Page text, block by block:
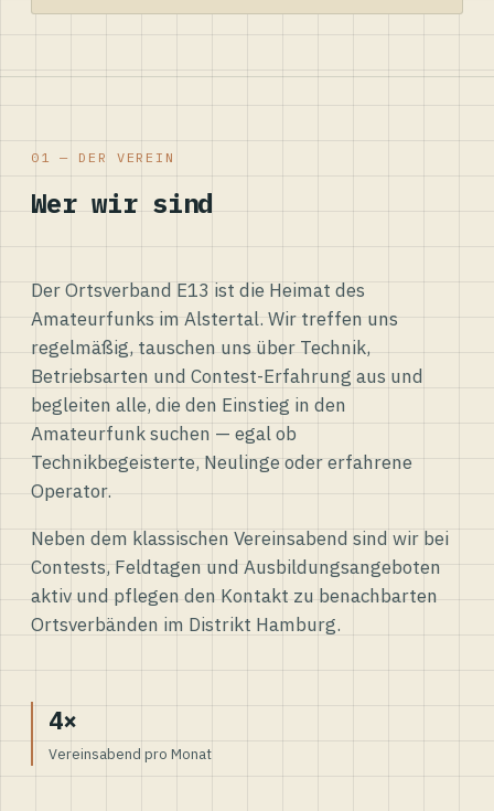
01 — DER VEREIN
Wer wir sind
Der Ortsverband E13 ist die Heimat des
Amateurfunks im Alstertal. Wir treffen uns
regelmäßig, tauschen uns über Technik,
Betriebsarten und Contest-Erfahrung aus und
begleiten alle, die den Einstieg in den
Amateurfunk suchen — egal ob
Technikbegeisterte, Neulinge oder erfahrene
Operator.
Neben dem klassischen Vereinsabend sind wir bei
Contests, Feldtagen und Ausbildungsangeboten
aktiv und pflegen den Kontakt zu benachbarten
Ortsverbänden im Distrikt Hamburg.
4×
Vereinsabend pro Monat